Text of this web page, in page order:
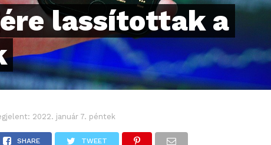
lassítottak a
2022. január 7. péntek
SHARE TWEET